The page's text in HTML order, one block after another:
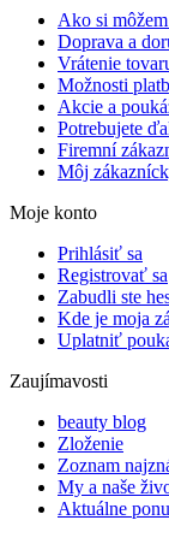
Ako si
Doprava a
Vrátenie
Možnosti
Akcie a
Potrebujete
Firemní
Môj
Moje konto
Prihlásiť sa
Registrovať sa
Zabudli ste
Kde je moja
Uplatniť
Zaujímavosti
beauty blog
Zloženie
Zoznam
My a naše
Aktuálne